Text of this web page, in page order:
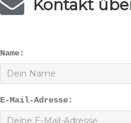
Kontakt
Name:
E-Mail-Adresse: